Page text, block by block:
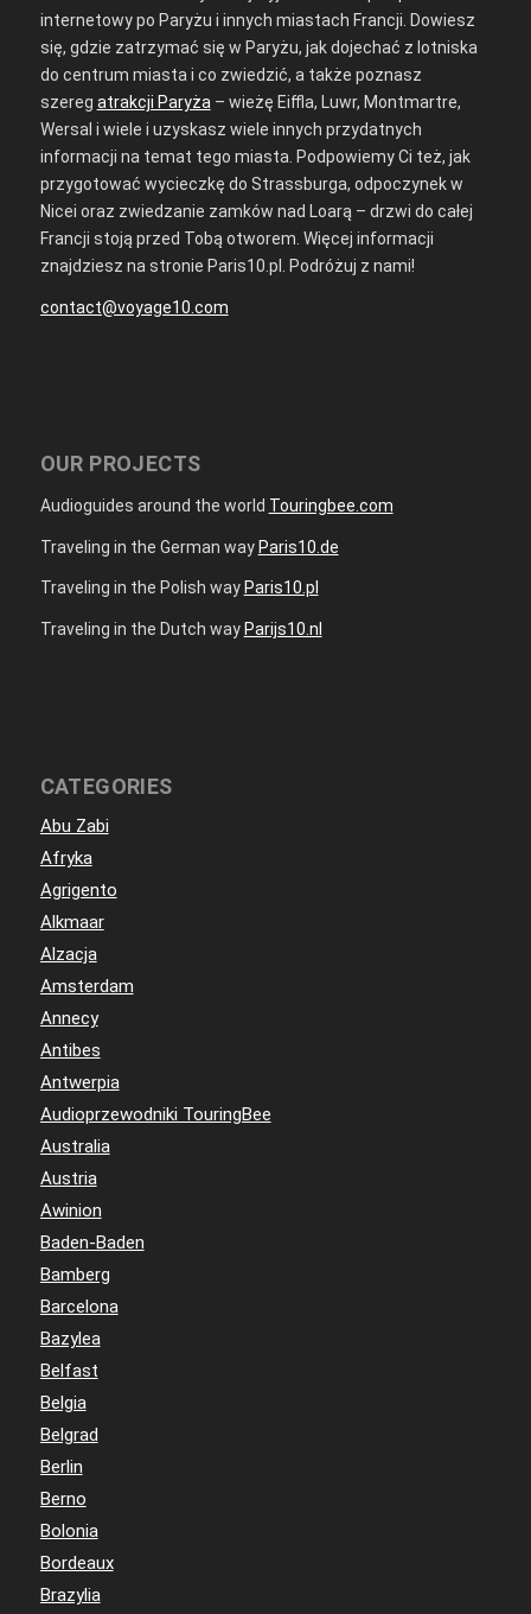
internetowy po Paryżu i innych miastach Francji. Dowiesz
się, gdzie zatrzymać się w Paryżu, jak dojechać z lotniska
do centrum miasta i co zwiedzić, a także poznasz
szereg atrakcji Paryża – wieżę Eiffla, Luwr, Montmartre,
Wersal i wiele i uzyskasz wiele innych przydatnych
informacji na temat tego miasta. Podpowiemy Ci też, jak
przygotować wycieczkę do Strassburga, odpoczynek w
Nicei oraz zwiedzanie zamków nad Loarą – drzwi do całej
Francji stoją przed Tobą otworem. Więcej informacji
znajdziesz na stronie Paris10.pl. Podróżuj z nami!
contact@voyage10.com
OUR PROJECTS
Audioguides around the world Touringbee.com
Traveling in the German wayParis10.de
Traveling in the Polish way Paris10.pl
Traveling in the Dutch way Parijs10.nl
CATEGORIES
Abu Zabi
Afryka
Agrigento
Alkmaar
Alzacja
Amsterdam
Annecy
Antibes
Antwerpia
Audioprzewodniki TouringBee
Australia
Austria
Awinion
Baden-Baden
Bamberg
Barcelona
Bazylea
Belfast
Belgia
Belgrad
Berlin
Berno
Bolonia
Bordeaux
Brazylia